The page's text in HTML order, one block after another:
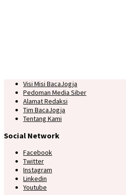
Visi Misi BacaJogja
Pedoman Media Siber
Alamat Redaksi
Tim BacaJogja
Tentang Kami
Social Network
Facebook
Twitter
Instagram
Linkedin
Youtube